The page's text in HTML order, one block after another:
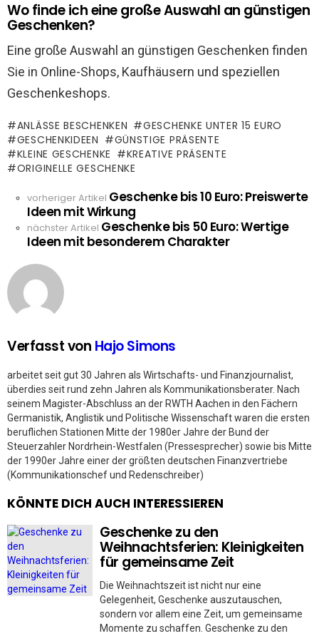
Wo finde ich eine große Auswahl an günstigen
Geschenken?
Eine große Auswahl an günstigen Geschenken finden
Sie in Online-Shops, Kaufhäusern und speziellen
Geschenkeshops.
ANLÄSSE BESCHENKEN
GESCHENKE UNTER 15 EURO
GESCHENKIDEEN
GÜNSTIGE PRÄSENTE
KLEINE GESCHENKE
KREATIVE PRÄSENTE
ORIGINELLE GESCHENKE
See
more
vorheriger Artikel Geschenke bis 10 Euro: Preiswerte
Ideen mit Wirkung
nächster Artikel Geschenke bis 50 Euro: Wertige
Ideen mit besonderem Charakter
Verfasst von Hajo Simons
arbeitet seit gut 30 Jahren als Wirtschafts- und Finanzjournalist,
überdies seit rund zehn Jahren als Kommunikationsberater. Nach
seinem Magister-Abschluss an der RWTH Aachen in den Fächern
Germanistik, Anglistik und Politische Wissenschaft waren die ersten
beruflichen Stationen Mitte der 1980er Jahre der Bund der
Steuerzahler Nordrhein-Westfalen (Pressesprecher) sowie bis Mitte
der 1990er Jahre einer der größten deutschen Finanzvertriebe
(Kommunikationschef und Redenschreiber)
KÖNNTE DICH AUCH INTERESSIEREN
Geschenke zu den
Weihnachtsferien: Kleinigkeiten
für gemeinsame Zeit
Die Weihnachtszeit ist nicht nur eine
Gelegenheit, Geschenke auszutauschen,
sondern vor allem eine Zeit, um gemeinsame
Momente zu schaffen. Geschenke zu den